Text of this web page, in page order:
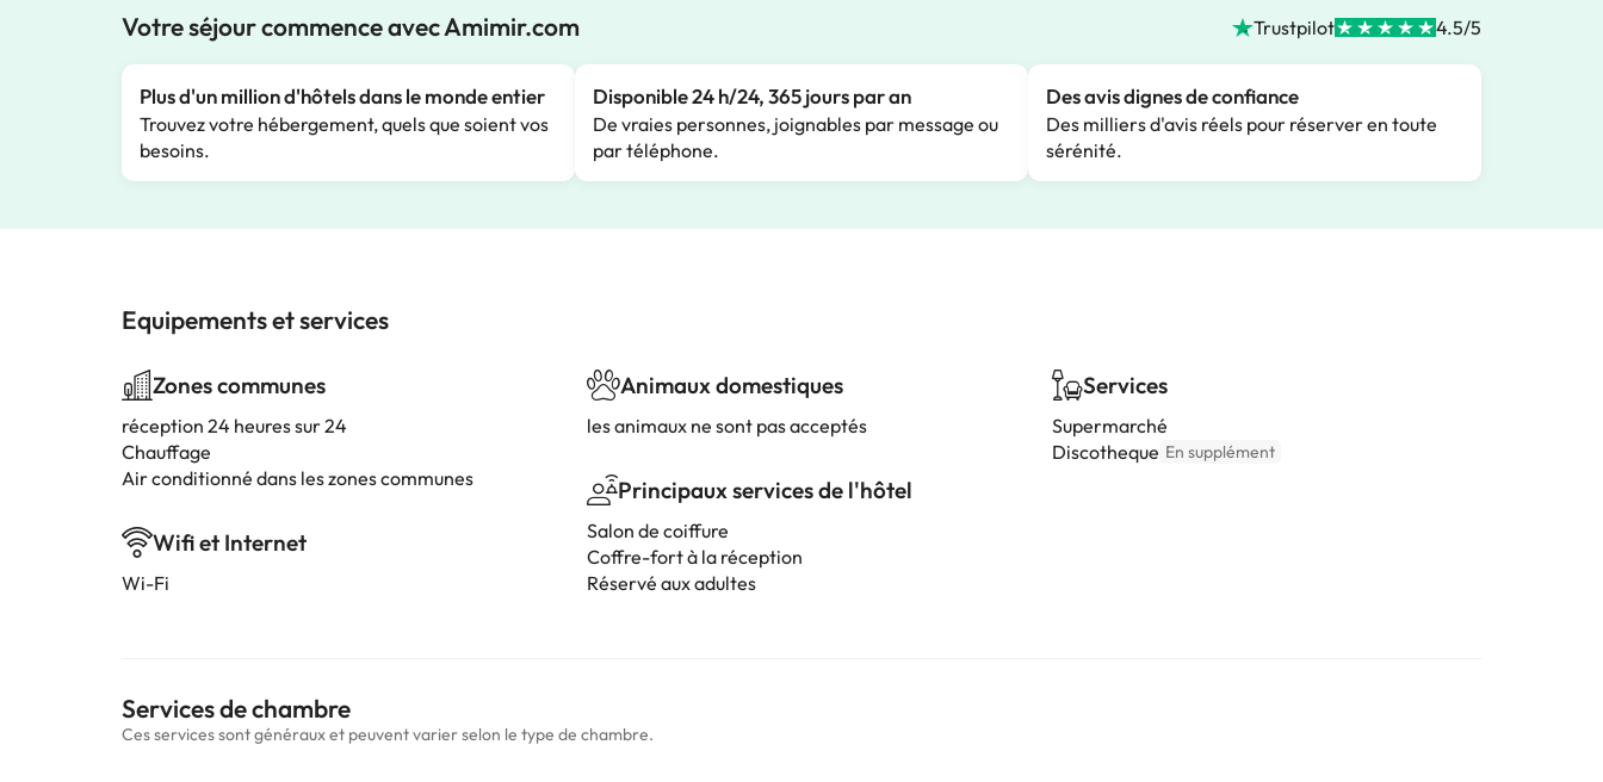
Votre séjour commence avec Amimir.com Trustpilot 4.5/5
Plus d'un million d'hôtels dans le monde entier
Trouvez votre hébergement, quels que soient vos
besoins.
Disponible 24 h/24, 365 jours par an
De vraies personnes, joignables par message ou
par téléphone.
Des avis dignes de confiance
Des milliers d'avis réels pour réserver en toute
sérénité.
Equipements et services
Zones communes
réception 24 heures sur 24
Chauffage
Air conditionné dans les zones communes
Wifi et Internet
Wi-Fi
Animaux domestiques
les animaux ne sont pas acceptés
Principaux services de l'hôtel
Salon de coiffure
Coffre-fort à la réception
Réservé aux adultes
Services
Supermarché
Discotheque En supplément
Services de chambre
Ces services sont généraux et peuvent varier selon le type de chambre.